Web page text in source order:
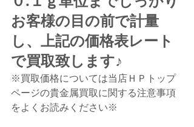
お客様の目の前で計量
し、上記の価格表レート
で買取致します♪
※買取価格については当店ＨＰトップ
ページの貴金属買取に関する注意事項
をよくお読みください※